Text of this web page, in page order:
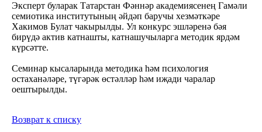
Эксперт буларак Татарстан Фәннәр академиясенең Гамәли
семиотика институтының әйдәп баручы хезмәткәре
Хакимов Булат чакырылды. Ул конкурс эшләренә бәя
бирүдә актив катнашты, катнашучыларга методик ярдәм
күрсәтте.
Семинар кысаларында методика һәм психология
остаханәләре, түгәрәк өстәлләр һәм иҗади чаралар
оештырылды.
Возврат к списку